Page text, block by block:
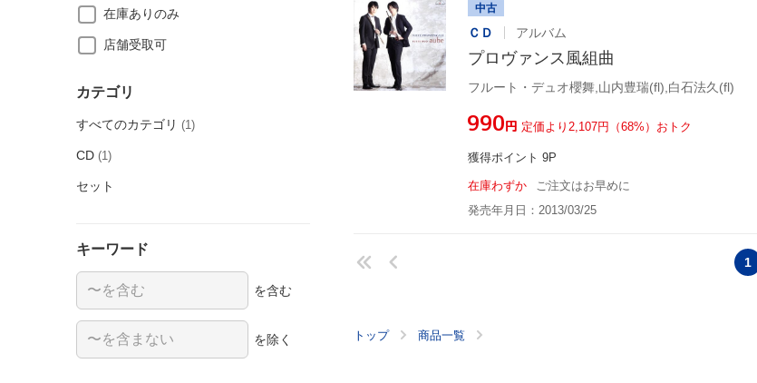
中古
ＣＤ アルバム
プロヴァンス風組曲
フルート・デュオ櫻舞,山内豊瑞(fl),白石法久(fl)
¥990円 定価より2,107円（68%）おトク
獲得ポイント 9P
在庫わずか
ご注文はお早めに
発売年月日：2013/03/25
1
トップ 商品一覧
在庫ありのみ
店舗受取可
カテゴリ
すべてのカテゴリ (1)
CD (1)
セット
キーワード
を含む
を除く